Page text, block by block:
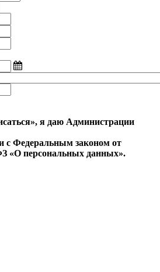
я даю Администрации
с Федеральным законом от
«О персональных данных».